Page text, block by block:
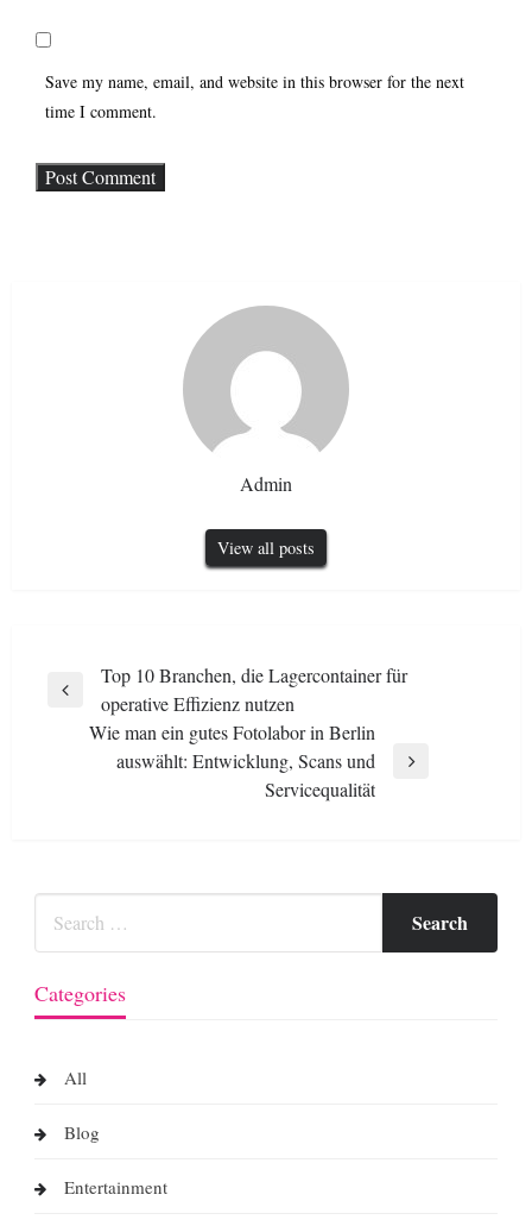
Save my name, email, and website in this browser for the next
time I comment.
Admin
View all posts
navigation
Previous
Top 10 Branchen, die Lagercontainer für
operative Effizienz nutzen
Wie man ein gutes Fotolabor in Berlin
auswählt: Entwicklung, Scans und
Servicequalität
Categories
All
Blog
Entertainment